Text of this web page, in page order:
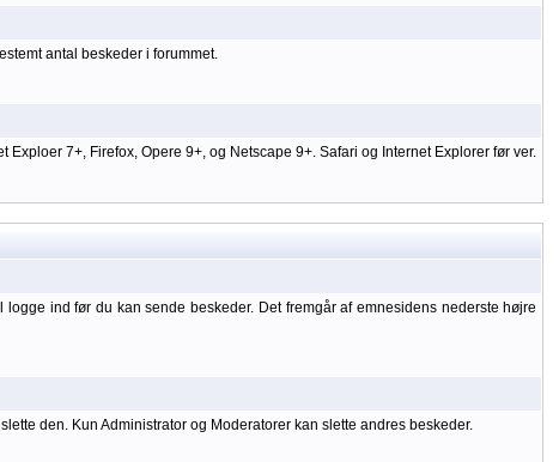
antal beskeder i forummet.
7+, Firefox, Opere 9+, og Netscape 9+. Safari og Internet Explorer før ver.
ind før du kan sende beskeder. Det fremgår af emnesidens nederste højre
den. Kun Administrator og Moderatorer kan slette andres beskeder.